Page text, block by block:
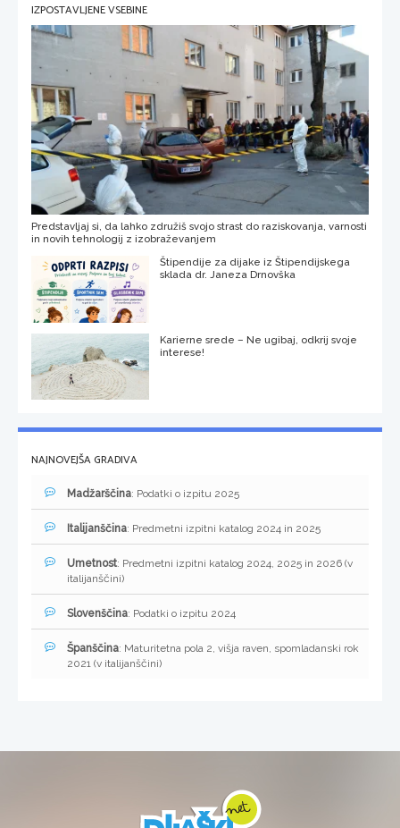
IZPOSTAVLJENE VSEBINE
Predstavljaj si, da lahko združiš svojo strast do raziskovanja, varnosti
in novih tehnologij z izobraževanjem
Štipendije za dijake iz Štipendijskega
sklada dr. Janeza Drnovška
Karierne srede – Ne ugibaj, odkrij svoje
interese!
NAJNOVEJŠA GRADIVA
Madžarščina: Podatki o izpitu 2025
Italijanščina: Predmetni izpitni katalog 2024 in 2025
Umetnost: Predmetni izpitni katalog 2024, 2025 in 2026 (v
italijanščini)
Slovenščina: Podatki o izpitu 2024
Španščina: Maturitetna pola 2, višja raven, spomladanski rok
2021 (v italijanščini)